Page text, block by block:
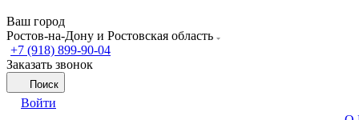
Ваш город
Ростов-на-Дону и Ростовская область
+7 (918) 899-90-04
Заказать звонок
Поиск
Войти